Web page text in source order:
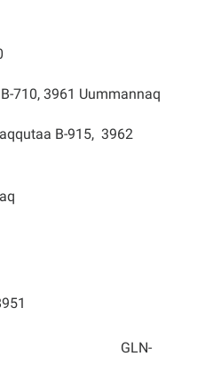
710, 3961 Uummannaq
B-915, 3962
GLN-